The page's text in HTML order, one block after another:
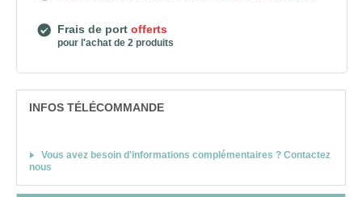
Frais de port offerts
pour l'achat de 2 produits
INFOS TÉLÉCOMMANDE
Vous avez besoin d'informations complémentaires ? Contactez
nous